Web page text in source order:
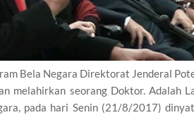
Bela Negara Direktorat Jenderal
melahirkan seorang Doktor. Adalah
pada hari Senin (21/8/2017)